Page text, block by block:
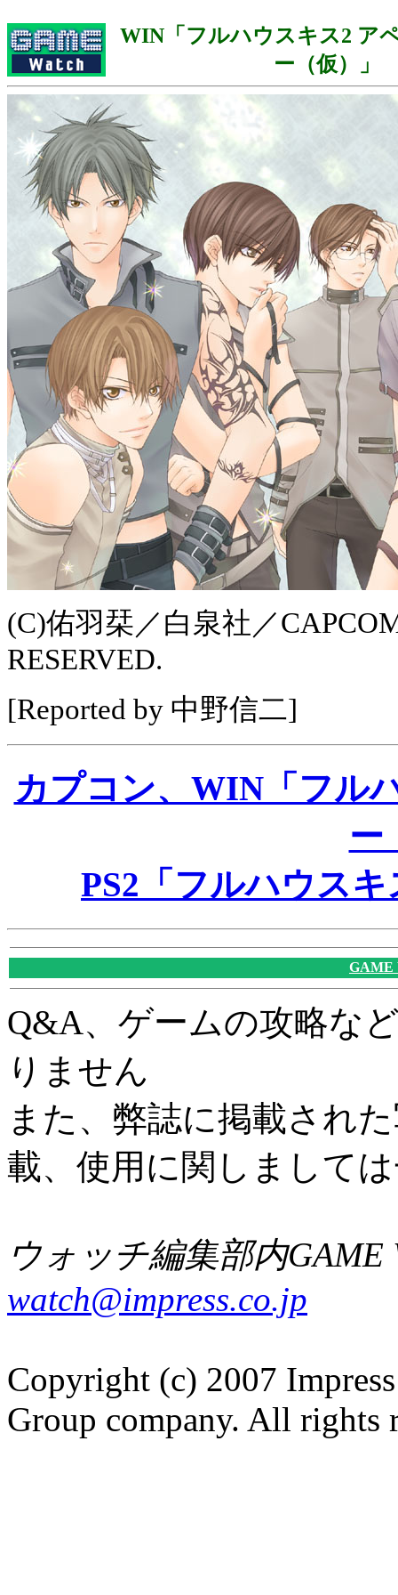
WIN「フルハウスキス2 ア
ー（仮）」
(C)佑羽栞／白泉社／
RESERVED.
[Reported by 中野信二]
カプコン、WIN「フル
ー
PS2「フルハウス
GAME
Q&A、ゲームの攻略な
りません
また、弊誌に掲載され
載、使用に関しまして
ウォッチ編集部内GAME
watch@impress.co.jp
Copyright (c) 2007
Group company. All rights